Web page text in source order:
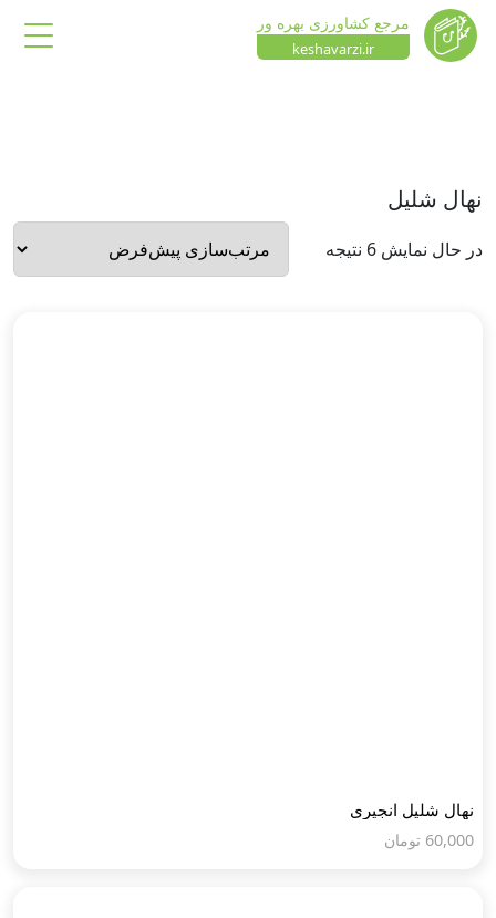
مرجع کشاورزی بهره ور
keshavarzi.ir
نهال شلیل
در حال نمایش 6 نتیجه
نهال شلیل انجیری
60,000 تومان